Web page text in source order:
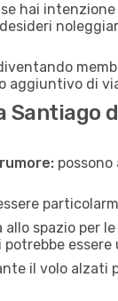
hai
di
Santiago
allo spazio per
essere
il volo alzati